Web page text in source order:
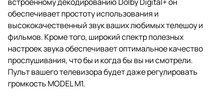
обеспечивает простоту использования и
высококачественный звук ваших любимых телешоу и
фильмов. Кроме того, широкий спектр полезных
настроек звука обеспечивает оптимальное качество
прослушивания, что бы и когда бы вы ни смотрели.
Пульт вашего телевизора будет даже регулировать
громкость MODEL М1.